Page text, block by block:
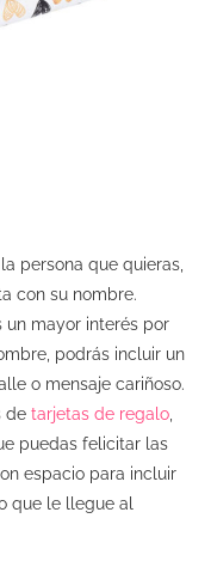
persona que quieras,
con su nombre.
un mayor interés por
podrás incluir un
o mensaje cariñoso.
de tarjetas de regalo,
puedas felicitar las
espacio para incluir
que le llegue al